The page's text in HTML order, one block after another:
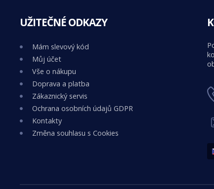
UŽITEČNÉ ODKAZY
Mám slevový kód
Můj účet
Vše o nákupu
Doprava a platba
Zákaznický servis
Ochrana osobních údajů GDPR
Kontakty
Změna souhlasu s Cookies